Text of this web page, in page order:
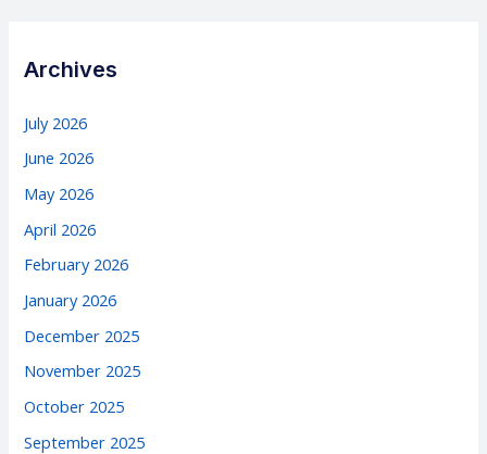
Archives
July 2026
June 2026
May 2026
April 2026
February 2026
January 2026
December 2025
November 2025
October 2025
September 2025